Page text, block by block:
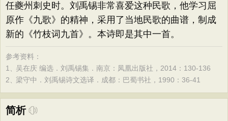
任夔州刺史时。刘禹锡非常喜爱这种民歌，他学习屈
原作《九歌》的精神，采用了当地民歌的曲谱，制成
新的《竹枝词九首》。本诗即是其中一首。
参考资料：
1、吴在庆 编选．刘禹锡集．南京：凤凰出版社，2014：130-136
2、梁守中．刘禹锡诗文选译．成都：巴蜀书社，1990：36-41
简析